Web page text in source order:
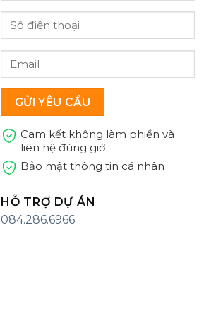
Cam kết không làm phiền và
liên hệ đúng giờ
Bảo mật thông tin cá nhân
HỖ TRỢ DỰ ÁN
084.286.6966